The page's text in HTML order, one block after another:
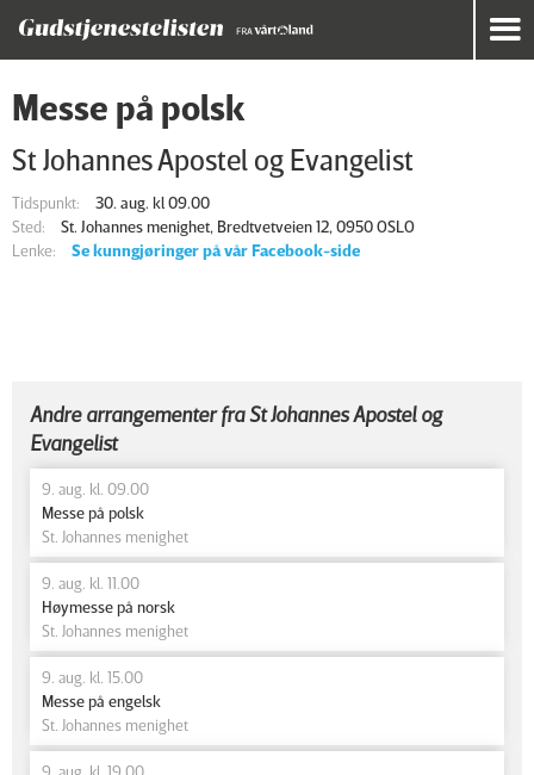
Messe på polsk
St Johannes Apostel og Evangelist
Tidspunkt:
30. aug. kl 09.00
Sted:
St. Johannes menighet, Bredtvetveien 12, 0950 OSLO
Lenke:
Se kunngjøringer på vår Facebook-side
Andre arrangementer fra St Johannes Apostel og
Evangelist
9. aug. kl. 09.00
Messe på polsk
St. Johannes menighet
9. aug. kl. 11.00
Høymesse på norsk
St. Johannes menighet
9. aug. kl. 15.00
Messe på engelsk
St. Johannes menighet
9. aug. kl. 19.00